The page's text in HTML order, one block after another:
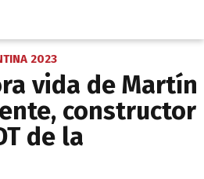
2023
vida de Martín
constructor
de la